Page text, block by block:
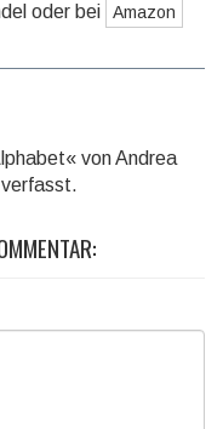
oder bei
Amazon
von Andrea
verfasst.